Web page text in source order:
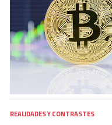
REALIDADES Y CONTRASTES